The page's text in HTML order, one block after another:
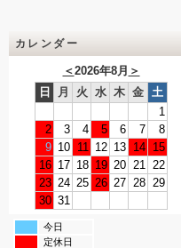
カレンダー
＜2026年8月 ＞
日
月 火 水 木 金 土
1
2
3 4 5 6 7
8
9 10 11 12 13 14 15
16 17 18 19 20 21 22
23 24 25 26 27 28 29
30 31
今日
定休日